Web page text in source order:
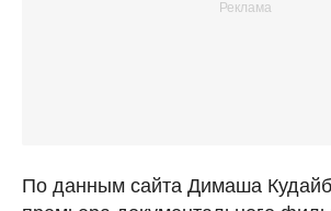
По данным сайта Димаша